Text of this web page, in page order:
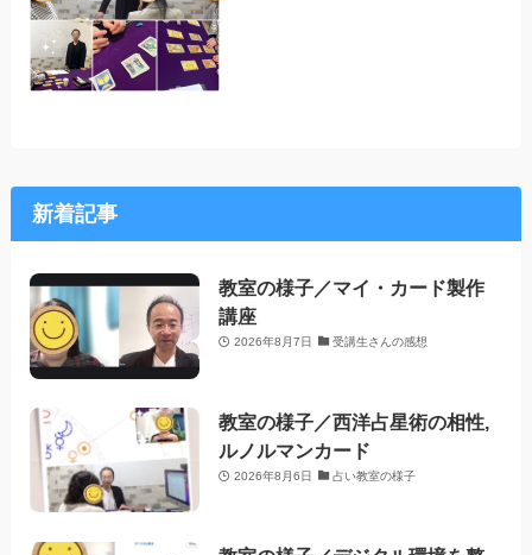
新着記事
教室の様子／マイ・カード製作
講座
2026年8月7日 受講生さんの感想
教室の様子／西洋占星術の相性,
ルノルマンカード
2026年8月6日 占い教室の様子